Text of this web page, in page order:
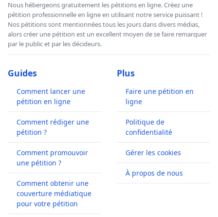
Nous hébergeons gratuitement les pétitions en ligne. Créez une
pétition professionnelle en ligne en utilisant notre service puissant !
Nos pétitions sont mentionnées tous les jours dans divers médias,
alors créer une pétition est un excellent moyen de se faire remarquer
par le public et par les décideurs.
Guides
Comment lancer une
pétition en ligne
Comment rédiger une
pétition ?
Comment promouvoir
une pétition ?
Comment obtenir une
couverture médiatique
pour votre pétition
Plus
Faire une pétition en
ligne
Politique de
confidentialité
Gérer les cookies
À propos de nous